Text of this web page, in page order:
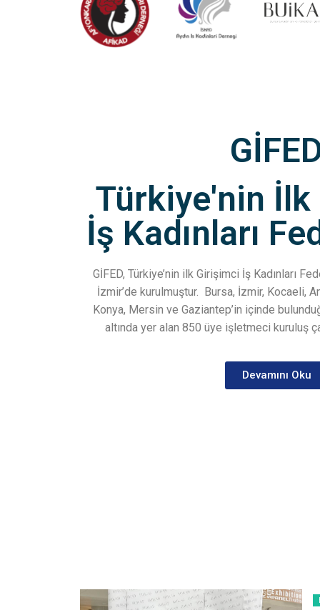
Türkiye'nin
İş Kadınları
GİFED, Türkiye’nin ilk Girişimci İş Kadınları
İzmir’de kurulmuştur. Bursa, İzmir, Kocaeli,
Konya, Mersin ve Gaziantep’in içinde
altında yer alan 850 üye işletmeci kuruluş
Devamını Oku